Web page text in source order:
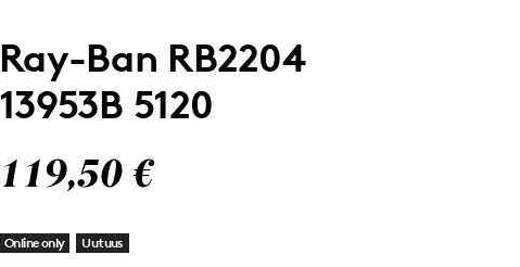
Ray-Ban RB2204
13953B 5120
119,50 €
Online only Uutuus